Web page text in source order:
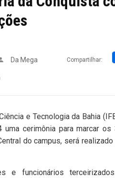
Da Mega Compartilhar:
e Tecnologia da Bahia
cerimônia para marcar
do campus, será
e funcionários